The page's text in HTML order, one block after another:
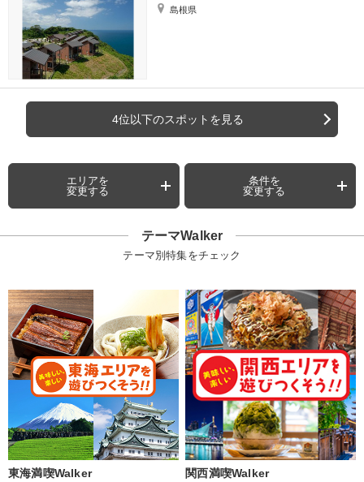
島根県
4位以下のスポットを見る
エリアを
変更する
条件を
変更する
テーマWalker
テーマ別特集をチェック
東海満喫Walker 関西満喫Walker